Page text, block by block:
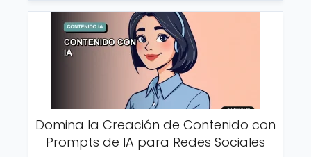
Domina la Creación de Contenido con
Prompts de IA para Redes Sociales